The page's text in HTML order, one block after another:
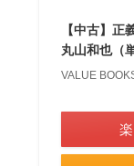
【中古】正
丸山和也（
VALUE